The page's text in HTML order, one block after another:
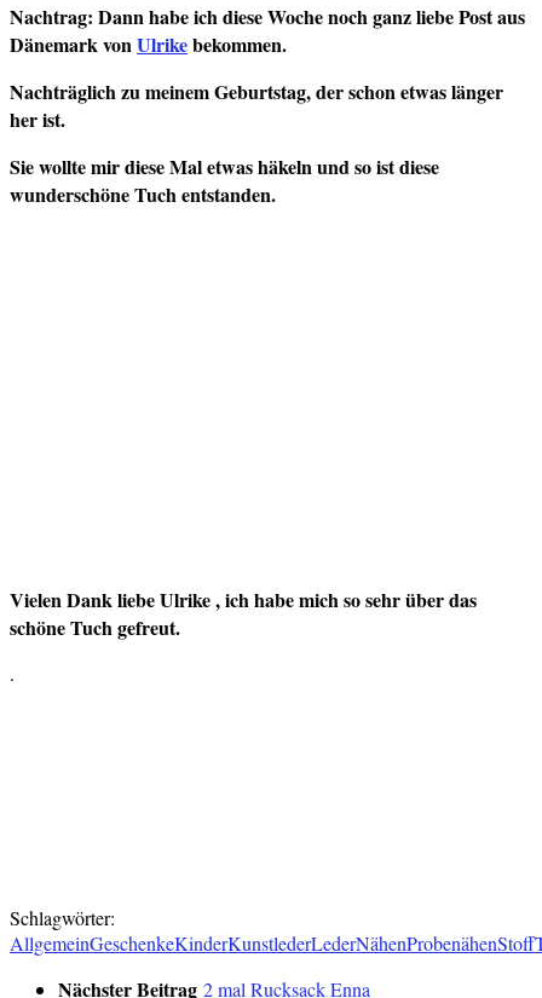
Nachtrag: Dann habe ich diese Woche noch ganz liebe Post aus
Dänemark vonUlrikebekommen.
Nachträglich zu meinem Geburtstag, der schon etwas länger
her ist.
Sie wollte mir diese Mal etwas häkeln und so ist diese
wunderschöne Tuch entstanden.
Vielen Dank liebe Ulrike , ich habe mich so sehr über das
schöne Tuch gefreut.
.
Schlagwörter:
AllgemeinGeschenkeKinderKunstlederLederNähenProbenähenStoff
Nächster Beitrag 2 mal Rucksack Enna